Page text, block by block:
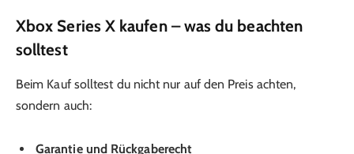
Xbox Series X kaufen – was du beachten
solltest
Beim Kauf solltest du nicht nur auf den Preis achten,
sondern auch:
Garantie und Rückgaberecht